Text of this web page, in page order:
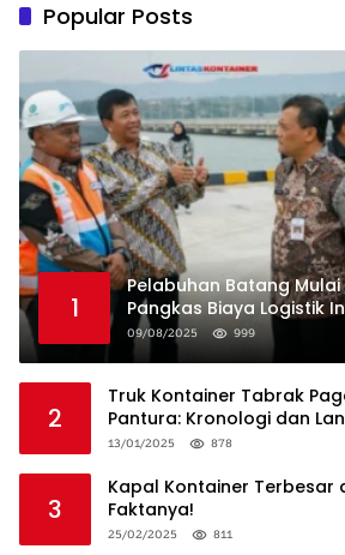
Popular Posts
1
Pelabuhan Batang
Pangkas Biaya Logistik
09/08/2025 999
2
Truk Kontainer Tabrak
Pantura: Kronologi dan
13/01/2025 878
3
Kapal Kontainer Terbesar
Faktanya!
25/02/2025 811